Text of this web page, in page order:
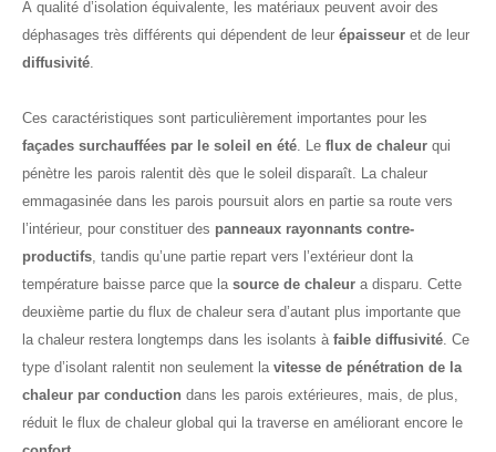
À qualité d’isolation équivalente, les matériaux peuvent avoir des
déphasages très différents qui dépendent de leur épaisseur et de leur
diffusivité.
Ces caractéristiques sont particulièrement importantes pour les
façades surchauffées par le soleil en été. Le flux de chaleur qui
pénètre les parois ralentit dès que le soleil disparaît. La chaleur
emmagasinée dans les parois poursuit alors en partie sa route vers
l’intérieur, pour constituer des panneaux rayonnants contre-
productifs, tandis qu’une partie repart vers l’extérieur dont la
température baisse parce que la source de chaleur a disparu. Cette
deuxième partie du flux de chaleur sera d’autant plus importante que
la chaleur restera longtemps dans les isolants à faible diffusivité. Ce
type d’isolant ralentit non seulement la vitesse de pénétration de la
chaleur par conduction dans les parois extérieures, mais, de plus,
réduit le flux de chaleur global qui la traverse en améliorant encore le